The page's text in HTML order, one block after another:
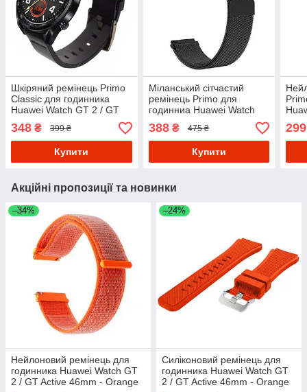
Шкіряний ремінець Primo
Classic для годинника
Huawei Watch GT 2 / GT
Active 46mm - Black
348 ₴ 399 ₴
Купити
Міланський сітчастий
ремінець Primo для
годинниа Huawei Watch
GT 2 / GT Active 46mm -
Black
388₴ 475 ₴
Купити
299
Акційні пропозиції та новинки
–34%
Нейлоновий ремінець для
годинника Huawei Watch GT
2 / GT Active 46mm - Orange
–24%
Силіконовий ремінець для
годинника Huawei Watch GT
2 / GT Active 46mm - Orange